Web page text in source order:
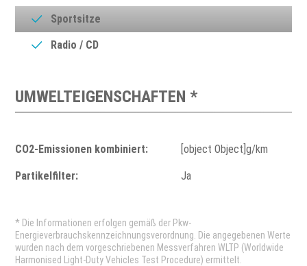
Sportsitze
Radio / CD
UMWELTEIGENSCHAFTEN *
CO2-Emissionen kombiniert: [object Object]g/km
Partikelfilter: Ja
* Die Informationen erfolgen gemäß der Pkw-
Energieverbrauchskennzeichnungsverordnung. Die angegebenen Werte
wurden nach dem vorgeschriebenen Messverfahren WLTP (Worldwide
Harmonised Light-Duty Vehicles Test Procedure) ermittelt.